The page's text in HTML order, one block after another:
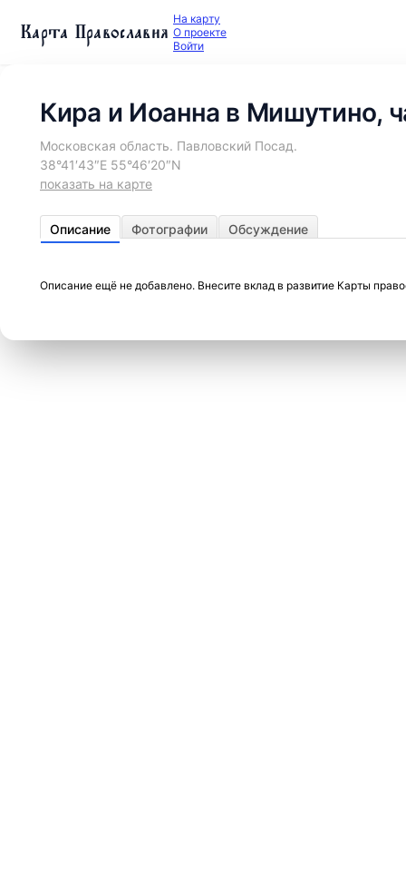
Карта Православия На карту
О проекте
Войти
Кира и Иоанна в Мишутино,
Московская область. Павловский Посад.
38°41′43″E 55°46′20″N
показать на карте
Описание Фотографии Обсуждение
Описание ещё не добавлено. Внесите вклад в развитие Карты